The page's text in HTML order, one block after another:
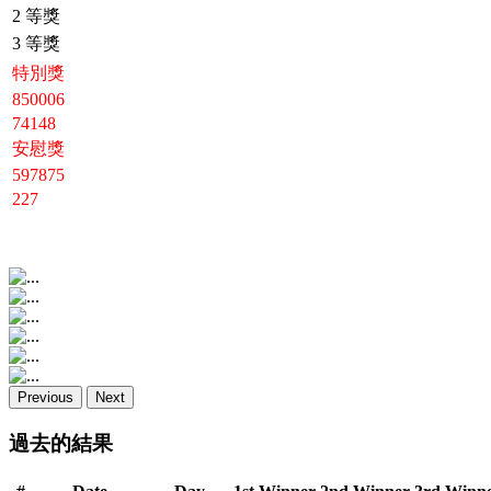
2 等獎
3 等獎
特別獎
850006
74148
安慰獎
597875
227
Previous Next
過去的結果